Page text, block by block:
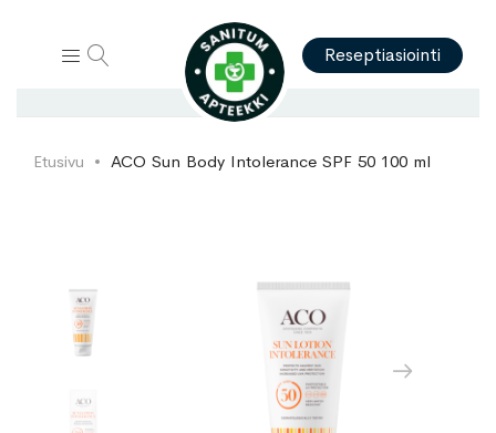
Reseptiasiointi
Etusivu ACO Sun Body Intolerance SPF 50 100 ml
images
beginning
images